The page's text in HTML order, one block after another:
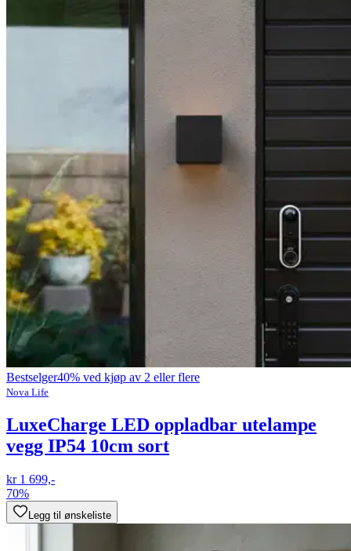
Bestselger40% ved kjøp av 2 eller flere
Nova Life
LuxeCharge LED oppladbar utelampe
vegg IP54 10cm sort
kr 1 699,-
70%
Legg til ønskeliste